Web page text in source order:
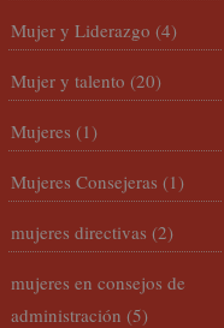
Mujer y Liderazgo (4)
Mujer y talento (20)
Mujeres (1)
Mujeres Consejeras (1)
mujeres directivas (2)
mujeres en consejos de
administración (5)